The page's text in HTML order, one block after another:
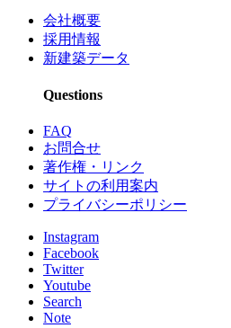
会社概要
採用情報
新建築データ
Questions
FAQ
お問合せ
著作権・リンク
サイトの利用案内
プライバシーポリシー
Instagram
Facebook
Twitter
Youtube
Search
Note